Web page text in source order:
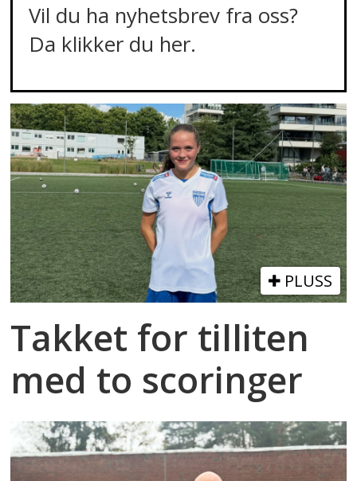
Vil du ha nyhetsbrev fra oss?
Da klikker du her.
PLUSS
Takket for tilliten
med to scoringer